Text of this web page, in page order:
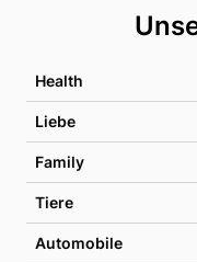
Health
Liebe
Family
Tiere
Automobile